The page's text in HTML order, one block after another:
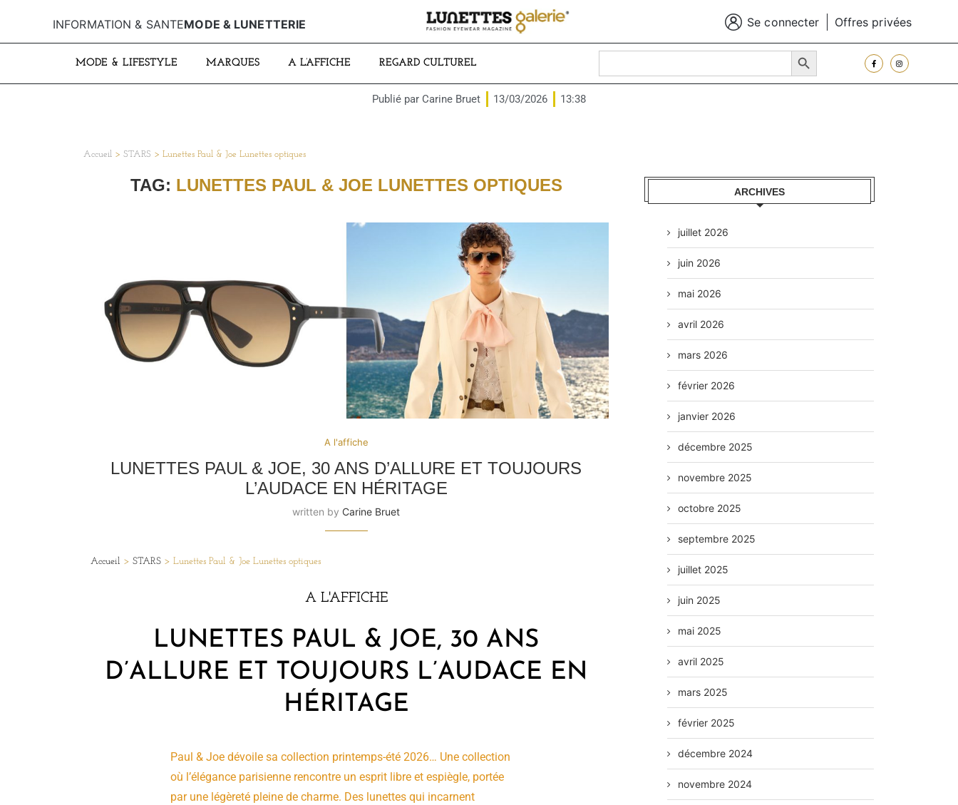
INFORMATION & SANTEMODE & LUNETTERIE Se connecter Offres privées
MODE & LIFESTYLE MARQUES A L’AFFICHE REGARD CULTUREL
Search
SEARCH BUTTON
Publié par Carine Bruet 13/03/2026 13:38
Accueil > STARS > Lunettes Paul & Joe Lunettes optiques
TAG: LUNETTES PAUL & JOE LUNETTES OPTIQUES
A l'affiche
LUNETTES PAUL & JOE, 30 ANS D’ALLURE ET TOUJOURS
L’AUDACE EN HÉRITAGE
written by Carine Bruet
Accueil > STARS > Lunettes Paul & Joe Lunettes optiques
A L'AFFICHE
LUNETTES PAUL & JOE, 30 ANS
D’ALLURE ET TOUJOURS L’AUDACE EN
HÉRITAGE
Paul & Joe dévoile sa collection printemps-été 2026… Une collection
où l’élégance parisienne rencontre un esprit libre et espiègle, portée
par une légèreté pleine de charme. Des lunettes qui incarnent
ARCHIVES
juillet 2026
juin 2026
mai 2026
avril 2026
mars 2026
février 2026
janvier 2026
décembre 2025
novembre 2025
octobre 2025
septembre 2025
juillet 2025
juin 2025
mai 2025
avril 2025
mars 2025
février 2025
décembre 2024
novembre 2024